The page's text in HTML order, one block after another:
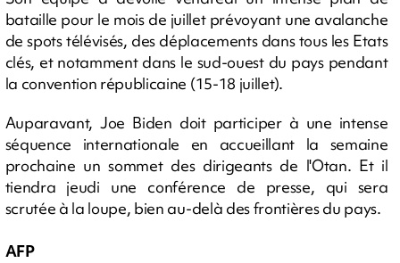
bataille pour le mois de juillet prévoyant une avalanche
de spots télévisés, des déplacements dans tous les Etats
clés, et notamment dans le sud-ouest du pays pendant
la convention républicaine (15-18 juillet).
Auparavant, Joe Biden doit participer à une intense
séquence internationale en accueillant la semaine
prochaine un sommet des dirigeants de l'Otan. Et il
tiendra jeudi une conférence de presse, qui sera
scrutée à la loupe, bien au-delà des frontières du pays.
AFP